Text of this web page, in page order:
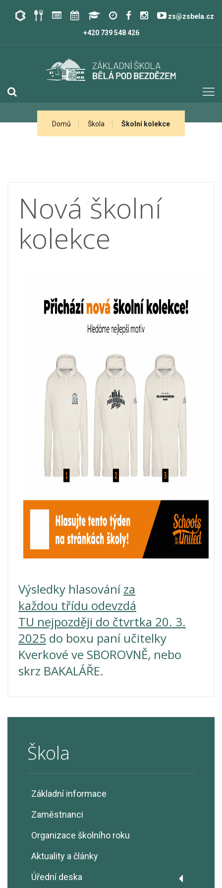
zs@zsbela.cz
+420 739 548 426
Domů Škola Školní kolekce
Škola
Základní informace
Zaměstnanci
Organizace školního roku
Aktuality a články
Úřední deska
Nová školní
kolekce
Výsledky hlasováníza
každou třídu odevzdá
TU nejpozději do čtvrtka 20. 3.
2025 do boxu paní učitelky
Kverkové ve SBOROVNĚ, nebo
skrz BAKALÁŘE.